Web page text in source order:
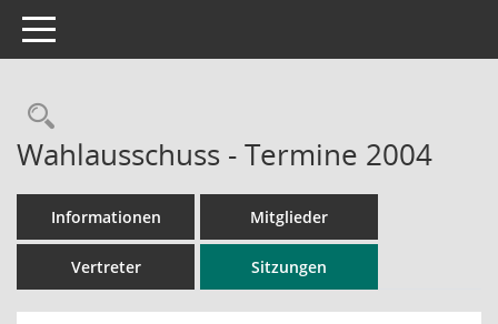
Toggle navigation
Rechercheauswahl
Wahlausschuss - Termine 2004
Informationen Mitglieder
Vertreter Sitzungen